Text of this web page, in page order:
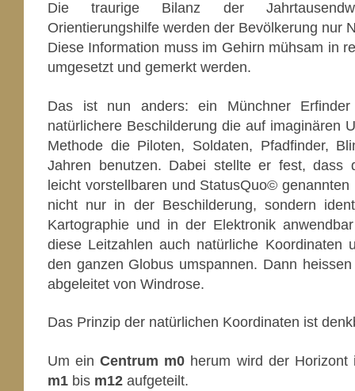
Die traurige Bilanz der
Orientierungshilfe werden der Bevölkerung nur
Diese Information muss im Gehirn mühsam in
umgesetzt und gemerkt werden.
Das ist nun anders: ein Münchner Erfinder
natürlichere Beschilderung die auf imaginären
Methode die Piloten, Soldaten, Pfadfinder,
Jahren benutzen. Dabei stellte er fest, dass
leicht vorstellbaren und StatusQuo© genannten
nicht nur in der Beschilderung, sondern
Kartographie und in der Elektronik
diese Leitzahlen auch natürliche Koordinaten
den ganzen Globus umspannen. Dann
abgeleitet von Windrose.
Das Prinzip der natürlichen Koordinaten ist
Um einCentrum m0 herum wird der
m1 bis m12 aufgeteilt.